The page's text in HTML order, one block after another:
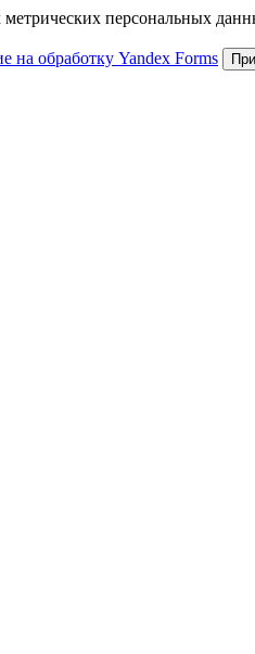
персональных
на обработку Yandex Forms